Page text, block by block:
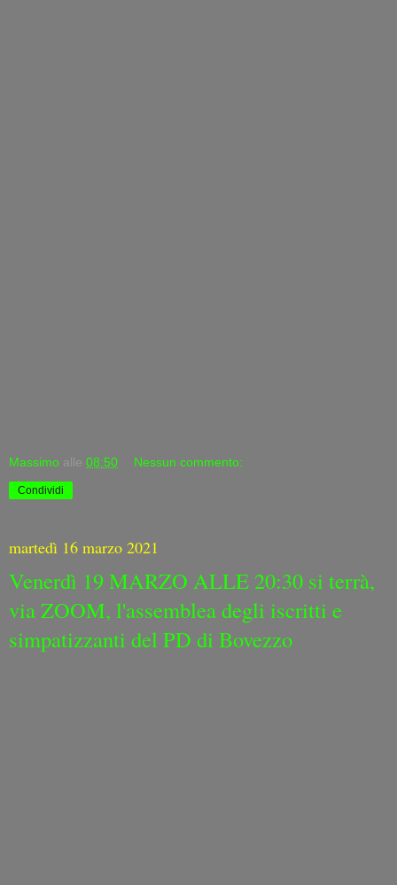
Massimo alle 08:50 Nessun commento:
Condividi
martedì 16 marzo 2021
Venerdì 19 MARZO ALLE 20:30 si terrà,
via ZOOM, l'assemblea degli iscritti e
simpatizzanti del PD di Bovezzo